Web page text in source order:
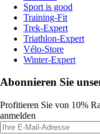
Sport is good
Training-Fit
Trek-Expert
Triathlon-Expert
Vélo-Store
Winter-Expert
Abonnieren Sie
Profitieren Sie von 10%
anmelden